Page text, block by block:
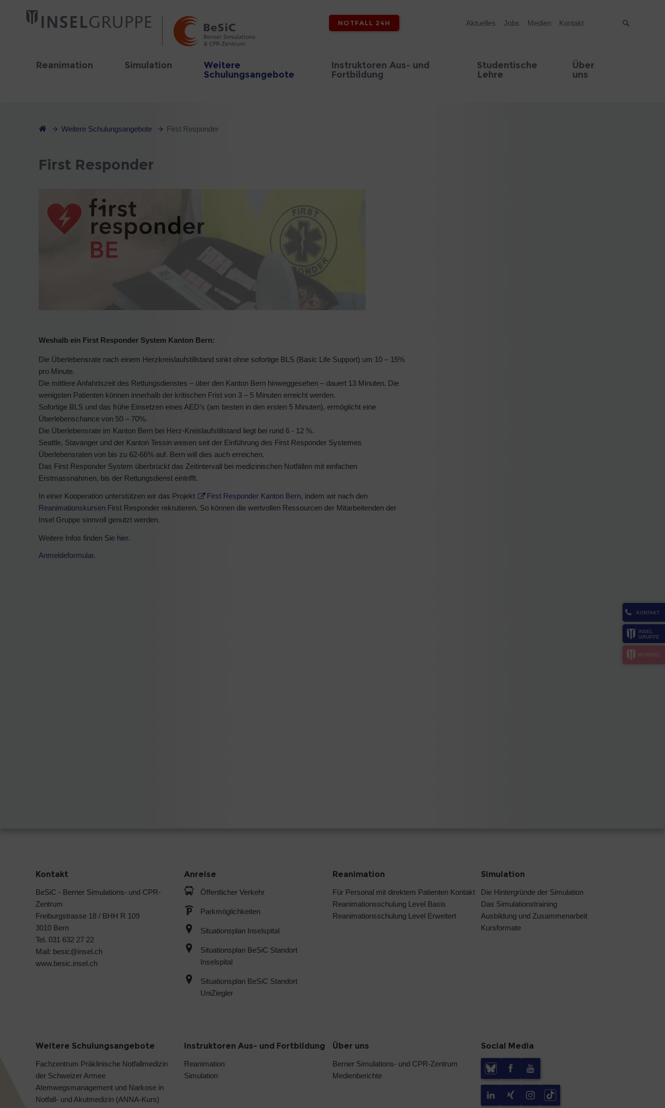
NOTFALL 24H Aktuelles Jobs Medien Kontakt
Reanimation Simulation
Weitere
Schulungsangebote
Instruktoren Aus- und
Fortbildung
Studentische
Lehre
Über
uns
KONTAKT
INSEL
GRUPPE
MYINSEL
Weitere Schulungsangebote First Responder
First Responder
Weshalb ein First Responder System Kanton Bern:
Die Überlebensrate nach einem Herzkreislaufstillstand sinkt ohne sofortige BLS (Basic Life Support) um 10 – 15%
pro Minute.
Die mittlere Anfahrtszeit des Rettungsdienstes – über den Kanton Bern hinweggesehen – dauert 13 Minuten. Die
wenigsten Patienten können innerhalb der kritischen Frist von 3 – 5 Minuten erreicht werden.
Sofortige BLS und das frühe Einsetzen eines AED’s (am besten in den ersten 5 Minuten), ermöglicht eine
Überlebenschance von 50 – 70%.
Die Überlebensrate im Kanton Bern bei Herz-Kreislaufstillstand liegt bei rund 6 - 12 %.
Seattle, Stavanger und der Kanton Tessin weisen seit der Einführung des First Responder Systemes
Überlebensraten von bis zu 62-66% auf. Bern will dies auch erreichen.
Das First Responder System überbrückt das Zeitintervall bei medizinischen Notfällen mit einfachen
Erstmassnahmen, bis der Rettungsdienst eintrifft.
In einer Kooperation unterstützen wir das Projekt First Responder Kanton Bern, indem wir nach den
Reanimationskursen First Responder rekrutieren. So können die wertvollen Ressourcen der Mitarbeitenden der
Insel Gruppe sinnvoll genutzt werden.
Weitere Infos finden Sie hier.
Anmeldeformular.
Kontakt
BeSiC - Berner Simulations- und CPR-
Zentrum
Freiburgstrasse 18 / BHH R 109
3010 Bern
Tel. 031 632 27 22
Mail: besic@insel.ch
www.besic.insel.ch
Anreise
Öffentlicher Verkehr
Parkmöglichkeiten
Situationsplan Inselspital
Situationsplan BeSiC Standort
Inselspital
Situationsplan BeSiC Standort
UniZiegler
Reanimation
Für Personal mit direktem Patienten Kontakt
Reanimationsschulung Level Basis
Reanimationsschulung Level Erweitert
Simulation
Die Hintergründe der Simulation
Das Simulationstraining
Ausbildung und Zusammenarbeit
Kursformate
Weitere Schulungsangebote
Fachzentrum Präklinische Notfallmedizin
der Schweizer Armee
Atemwegsmanagement und Narkose in
Notfall- und Akutmedizin (ANNA-Kurs)
Instruktoren Aus- und Fortbildung
Reanimation
Simulation
Über uns
Berner Simulations- und CPR-Zentrum
Medienberichte
Social Media